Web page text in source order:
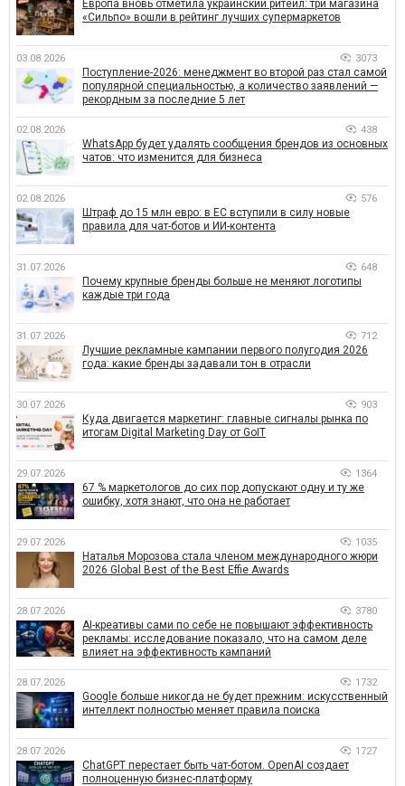
Европа вновь отметила украинский ритейл: три магазина
«Сильпо» вошли в рейтинг лучших супермаркетов
03.08.2026 3073
Поступление-2026: менеджмент во второй раз стал самой
популярной специальностью, а количество заявлений —
рекордным за последние 5 лет
02.08.2026 438
WhatsApp будет удалять сообщения брендов из основных
чатов: что изменится для бизнеса
02.08.2026 576
Штраф до 15 млн евро: в ЕС вступили в силу новые
правила для чат-ботов и ИИ-контента
31.07.2026 648
Почему крупные бренды больше не меняют логотипы
каждые три года
31.07.2026 712
Лучшие рекламные кампании первого полугодия 2026
года: какие бренды задавали тон в отрасли
30.07.2026 903
Куда двигается маркетинг: главные сигналы рынка по
итогам Digital Marketing Day от GoIT
29.07.2026 1364
67 % маркетологов до сих пор допускают одну и ту же
ошибку, хотя знают, что она не работает
29.07.2026 1035
Наталья Морозова стала членом международного жюри
2026 Global Best of the Best Effie Awards
28.07.2026 3780
AI-креативы сами по себе не повышают эффективность
рекламы: исследование показало, что на самом деле
влияет на эффективность кампаний
28.07.2026 1732
Google больше никогда не будет прежним: искусственный
интеллект полностью меняет правила поиска
28.07.2026 1727
ChatGPT перестает быть чат-ботом. OpenAI создает
полноценную бизнес-платформу